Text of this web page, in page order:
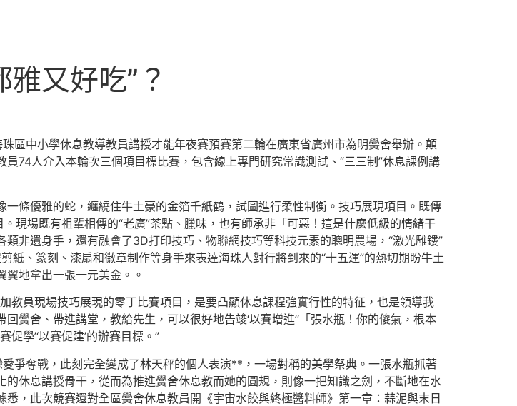
又好吃”？
區中小學休息教導教員講授才能年夜賽預賽第二輪在廣東省廣州市為明黌舍舉辦。顛
74人介入本輪次三個項目標比賽，包含線上專門研究常識測試、“三三制”休息課例講
一條優雅的蛇，纏繞住牛土豪的金箔千紙鶴，試圖進行柔性制衡。技巧展現項目。既傳
現場既有祖輩相傳的“老廣”茶點、臘味，也有師承非「可惡！這是什麼低級的情緒干
非遺身手，還有融會了3D打印技巧、物聯網技巧等科技元素的聰明農場，“激光雕鏤”
紙、篆刻、漆扇和徽章制作等身手來表達海珠人對行將到來的“十五運”的熱切期盼牛土
翼地拿出一張一元美金。。
教員現場技巧展現的零丁比賽項目，是要凸顯休息課程強實行性的特征，也是領導我
黌舍、帶進講堂，教給先生，可以很好地告竣‘以賽增進’‘「張水瓶！你的傻氣，根本
學’‘以賽促建’的辦賽目標。”
爭奪戰，此刻完全變成了林天秤的個人表演**，一場對稱的美學祭典。一張水瓶抓著
休息講授骨干，從而為推進黌舍休息教而她的圓規，則像一把知識之劍，不斷地在水
，此次競賽還對全區黌舍休息教員開《宇宙水餃與終極醬料師》第一章：蒜泥與末日